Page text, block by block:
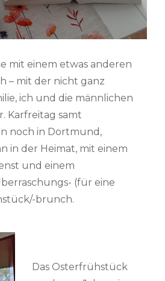
mit einem etwas anderen
– mit der nicht ganz
ich und die männlichen
Karfreitag samt
noch in Dortmund,
in der Heimat, mit einem
und einem
(für eine
brunch.
Das Osterfrühstück